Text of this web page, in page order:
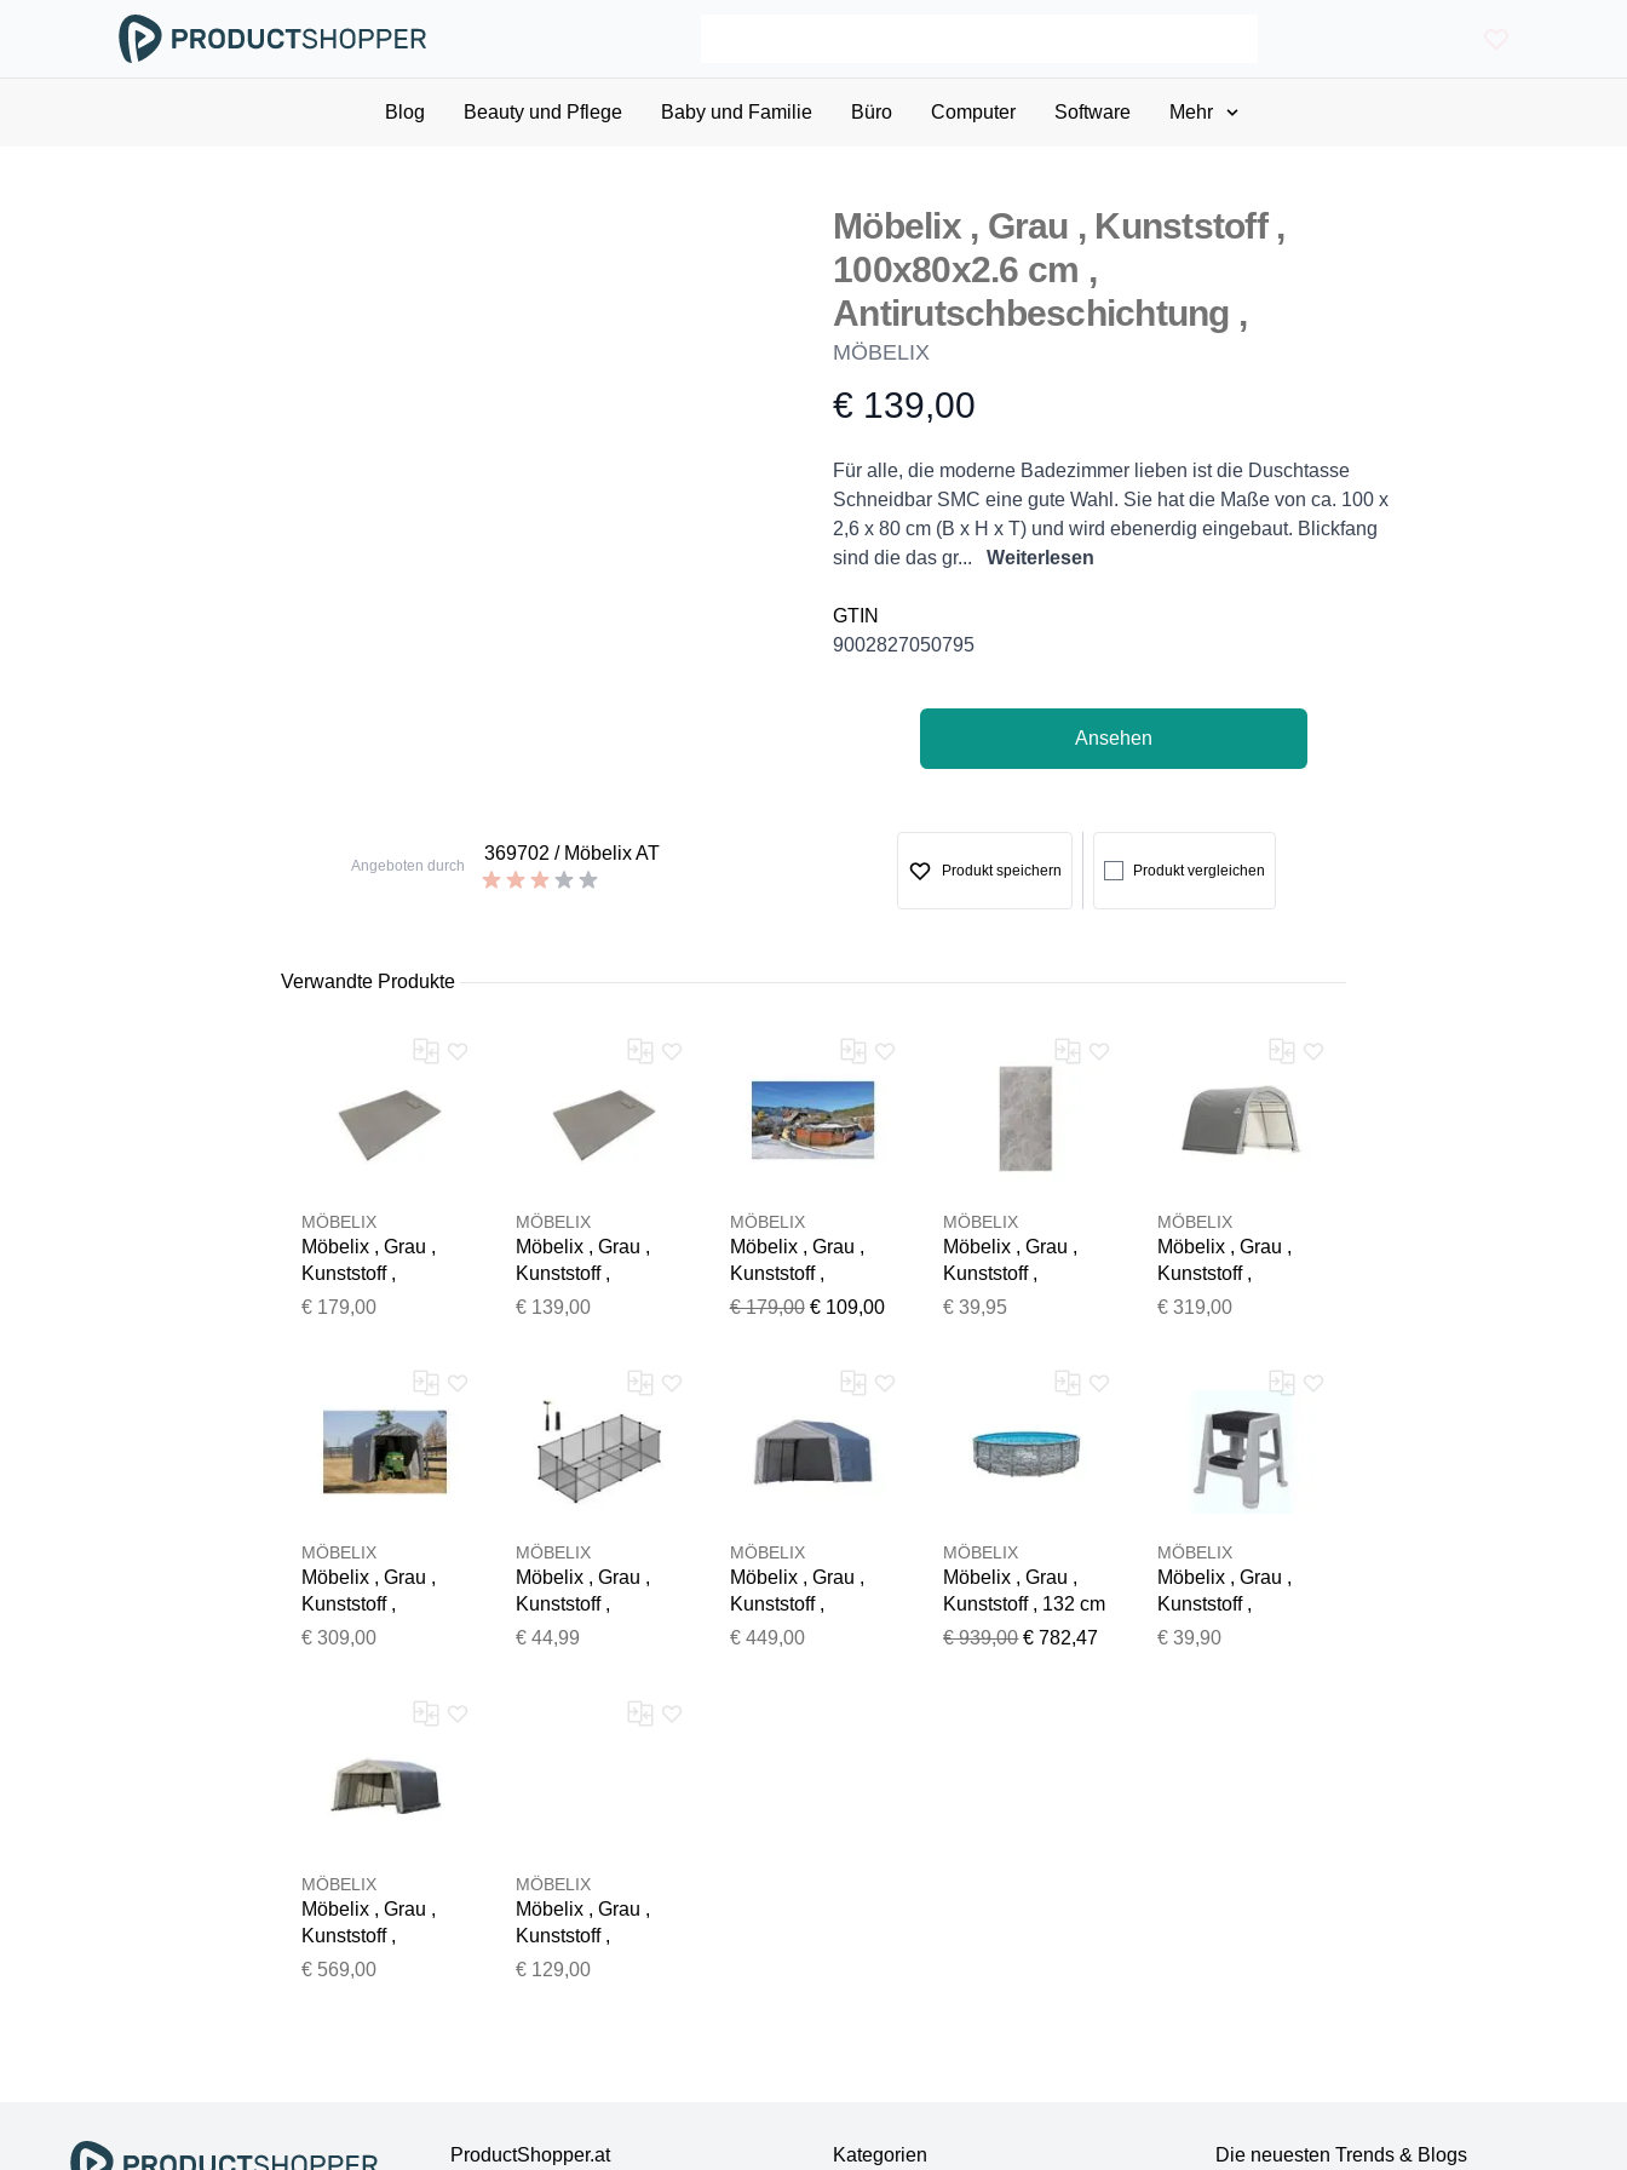
Blog Beauty und Pflege Baby und Familie Büro Computer Software Mehr
Möbelix , Grau , Kunststoff ,
100x80x2.6 cm ,
Antirutschbeschichtung ,
MÖBELIX
Product information
€ 139,00
Description
Für alle, die moderne Badezimmer lieben ist die Duschtasse
Schneidbar SMC eine gute Wahl. Sie hat die Maße von ca. 100 x
2,6 x 80 cm (B x H x T) und wird ebenerdig eingebaut. Blickfang
sind die das gr...
Weiterlesen
GTIN
9002827050795
Ansehen
Angeboten durch
369702 / Möbelix AT
Produkt speichern Produkt vergleichen
Verwandte Produkte
MÖBELIX
Möbelix , Grau ,
Kunststoff ,
120x2.6x90 cm ,
€ 179,00
MÖBELIX
Möbelix , Grau ,
Kunststoff ,
90x2.6x90 cm ,
€ 139,00
MÖBELIX
Möbelix , Grau ,
Kunststoff ,
700x350 cm
€ 179,00 € 109,00
MÖBELIX
Möbelix , Grau ,
Kunststoff ,
130x60x0.3 cm
€ 39,95
MÖBELIX
Möbelix , Grau ,
Kunststoff ,
300x240x300 cm
€ 319,00
MÖBELIX
Möbelix , Grau ,
Kunststoff ,
300x240x300 cm
€ 309,00
MÖBELIX
Möbelix , Grau ,
Kunststoff ,
143x46x73 cm
€ 44,99
MÖBELIX
Möbelix , Grau ,
Kunststoff ,
370x260x370 cm
€ 449,00
MÖBELIX
Möbelix , Grau ,
Kunststoff , 132 cm
€ 939,00 € 782,47
MÖBELIX
Möbelix , Grau ,
Kunststoff ,
44x47x47 cm
€ 39,90
MÖBELIX
Möbelix , Grau ,
Kunststoff ,
370x260x490 cm
€ 569,00
MÖBELIX
Möbelix , Grau ,
Kunststoff ,
36x58x48 cm
€ 129,00
Vielen Dank für Ihr Feedback
ProductShopper.at Kategorien Die neuesten Trends & Blogs